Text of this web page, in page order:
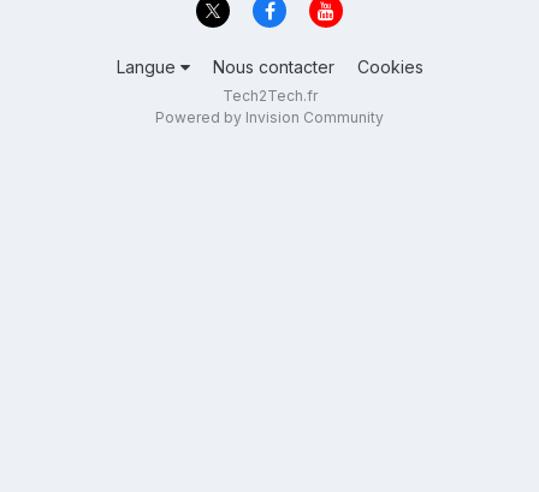
Langue Nous contacter Cookies
Tech2Tech.fr
Powered by Invision Community